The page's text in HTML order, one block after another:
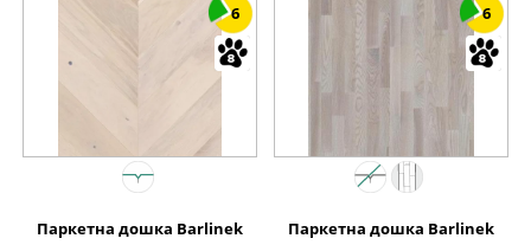
6
Паркетна дошка Barlinek
6
Паркетна дошка Barlinek